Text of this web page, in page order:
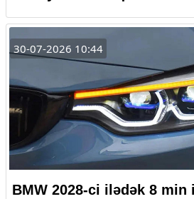
30-07-2026 10:44
BMW 2028-ci ilədək 8